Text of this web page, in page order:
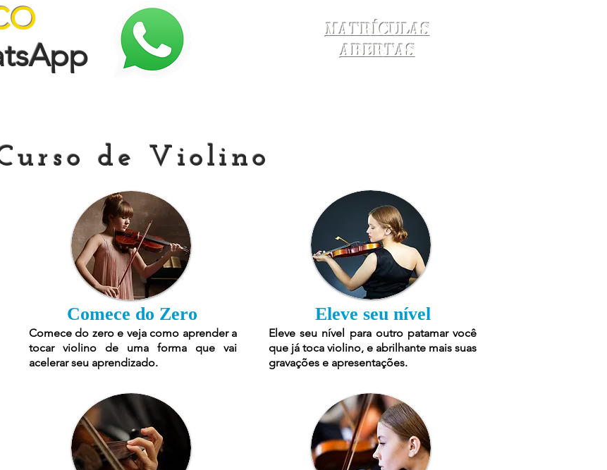
Matrículas
Abertas
de Violino
Comece do Zero
Comece do zero e veja como aprender a
tocar violino de uma forma que vai
acelerar seu aprendizado.
Eleve seu nível
Eleve seu nível para outro patamar você
que já toca violino, e abrilhante mais suas
gravações e apresentações.